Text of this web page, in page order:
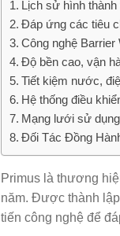
Lịch sử hình
Đáp ứng các tiêu
Công nghệ Barrier
Độ bền cao, vận
Tiết kiệm nước,
Hệ thống điều
Mạng lưới sử
Đối Tác Đồng
Primus là thương
năm. Được thành
tiến công nghệ để